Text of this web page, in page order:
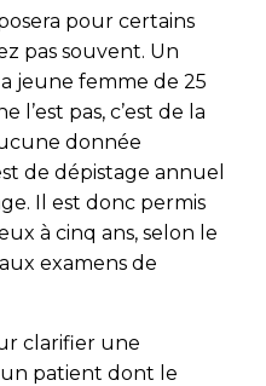
pour certains
pas souvent. Un
jeune femme de 25
l’est pas, c’est de la
donnée
de dépistage annuel
Il est donc permis
à cinq ans, selon le
examens de
clarifier une
patient dont le